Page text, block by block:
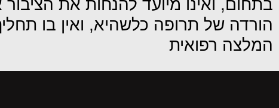
בתחום, ואינו מיועד להנחות את
הורדה של תרופה כלשהיא, ואין בו
המלצה רפואית